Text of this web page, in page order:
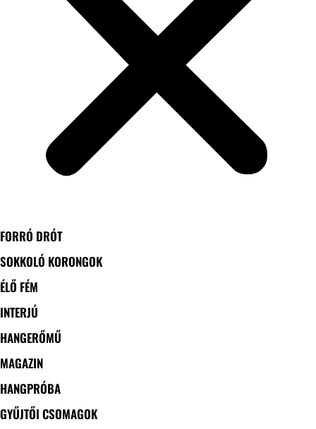
FORRÓ DRÓT
SOKKOLÓ KORONGOK
ÉLŐ FÉM
INTERJÚ
HANGERŐMŰ
MAGAZIN
HANGPRÓBA
GYŰJTŐI CSOMAGOK